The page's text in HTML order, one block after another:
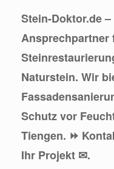
Stein-Doktor.de
Ansprechpartner
Naturstein. Wir
Schutz vor
Tiengen. ⏩
Ihr Projekt ✉.